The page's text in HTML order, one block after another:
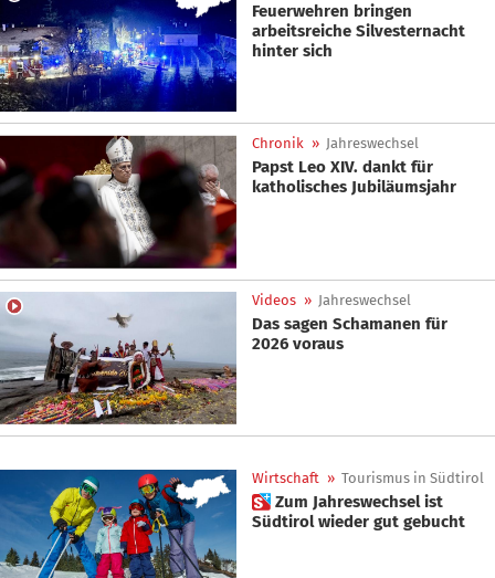
Feuerwehren bringen
arbeitsreiche Silvesternacht
hinter sich
Chronik » Jahreswechsel
Papst Leo XIV. dankt für
katholisches Jubiläumsjahr
Videos » Jahreswechsel
Das sagen Schamanen für
2026 voraus
Wirtschaft » Tourismus in Südtirol
 Zum Jahreswechsel ist
Südtirol wieder gut gebucht